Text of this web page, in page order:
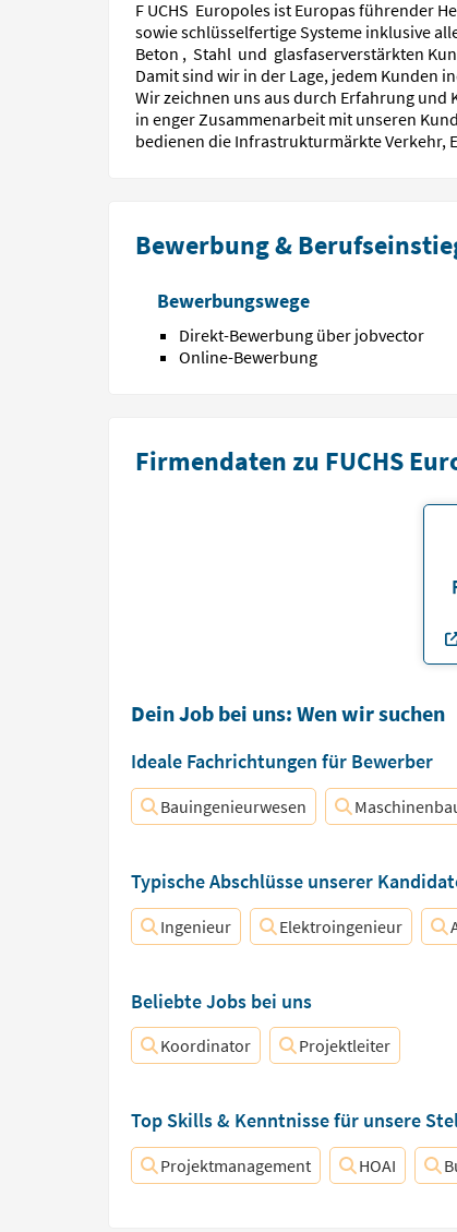
F UCHS Europoles ist Europas führender
sowie schlüsselfertige Systeme inklusive
Beton , Stahl und glasfaserverstärkten
Damit sind wir in der Lage, jedem Kunden
Wir zeichnen uns aus durch Erfahrung
in enger Zusammenarbeit mit unseren
bedienen die Infrastrukturmärkte Verkehr,
Bewerbung &
Bewerbungswege
Direkt-Bewerbung über jobvector
Online-Bewerbung
Firmendaten zu FUCHS
Dein Job bei uns: Wen wir suchen
Ideale Fachrichtungen für Bewerber
Bauingenieurwesen
Typische Abschlüsse unserer
Ingenieur Elektroingenieur
Beliebte Jobs bei uns
Koordinator Projektleiter
Top Skills & Kenntnisse für unsere
Projektmanagement HOAI